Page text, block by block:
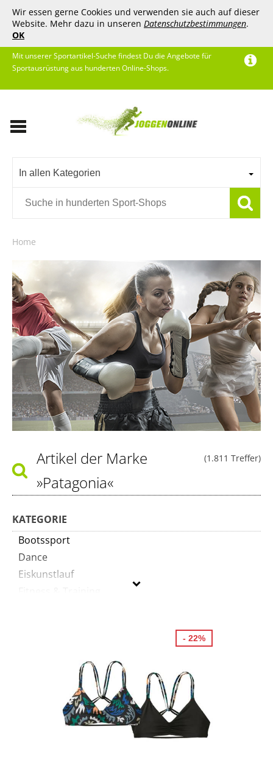
Wir essen gerne Cookies und verwenden sie auch auf dieser
Website. Mehr dazu in unseren Datenschutzbestimmungen.
OK
Mit unserer Sportartikel-Suche findest Du die Angebote für
Sportausrüstung aus hunderten Online-Shops.
In allen Kategorien
Home
(1.811 Treffer)
Artikel der Marke
»Patagonia«
KATEGORIE
Bootssport
Dance
Eiskunstlauf
Schwimmen
Skateboarding
- 22%